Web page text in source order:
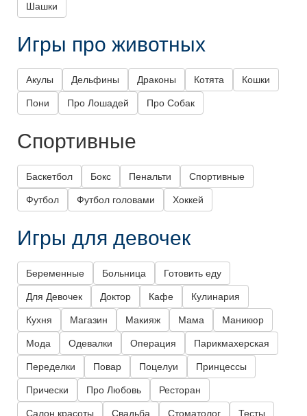
Шашки
Игры про животных
Акулы Дельфины Драконы Котята Кошки
Пони Про Лошадей Про Собак
Спортивные
Баскетбол Бокс Пенальти Спортивные
Футбол Футбол головами Хоккей
Игры для девочек
Беременные Больница Готовить еду
Для Девочек Доктор Кафе Кулинария
Кухня Магазин Макияж Мама Маникюр
Мода Одевалки Операция Парикмахерская
Переделки Повар Поцелуи Принцессы
Прически Про Любовь Ресторан
Салон красоты Свадьба Стоматолог Тесты